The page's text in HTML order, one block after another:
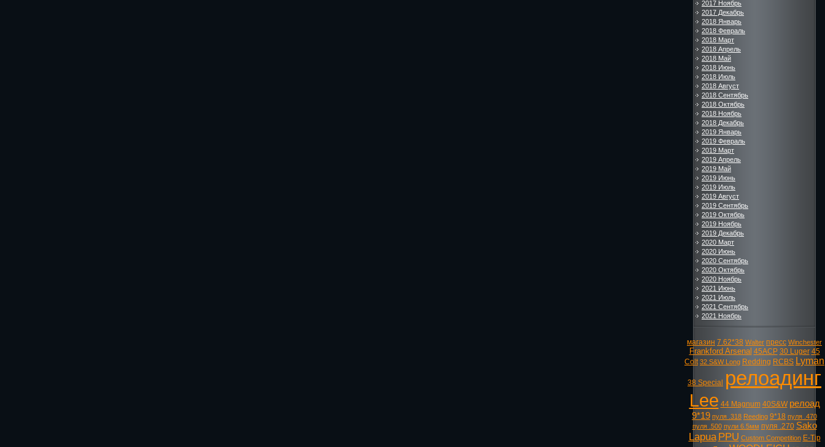
2017 Ноябрь
2017 Декабрь
2018 Январь
2018 Февраль
2018 Март
2018 Апрель
2018 Май
2018 Июнь
2018 Июль
2018 Август
2018 Сентябрь
2018 Октябрь
2018 Ноябрь
2018 Декабрь
2019 Январь
2019 Февраль
2019 Март
2019 Апрель
2019 Май
2019 Июнь
2019 Июль
2019 Август
2019 Сентябрь
2019 Октябрь
2019 Ноябрь
2019 Декабрь
2020 Март
2020 Июнь
2020 Сентябрь
2020 Октябрь
2020 Ноябрь
2021 Июнь
2021 Июль
2021 Сентябрь
2021 Ноябрь
магазин 7.62*38 Walter пресс Winchester
Frankford Arsenal 45ACP 30 Luger 45
Colt 32 S&W Long Redding RCBS Lyman
38 Special релоадинг
Lee 44 Magnum 40S&W релоад
9*19 пуля .318 Reeding 9*18 пуля .470
пуля .500 пули 6.5мм пуля .270 Sako
Lapua PPU Custom Competition E-Tip